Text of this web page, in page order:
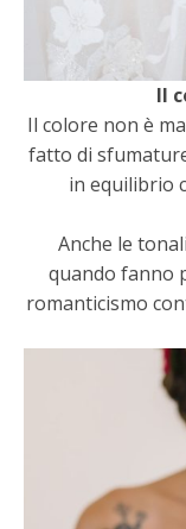
Il
Il colore non è
fatto di
in equilibrio
Anche le
quando fanno
romanticismo